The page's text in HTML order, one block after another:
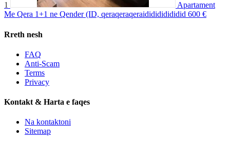
1
Apartament
Me Qera 1+1 ne Qender (ID, qeraqeraqeraididididididid 600 €
Rreth nesh
FAQ
Anti-Scam
Terms
Privacy
Kontakt & Harta e faqes
Na kontaktoni
Sitemap